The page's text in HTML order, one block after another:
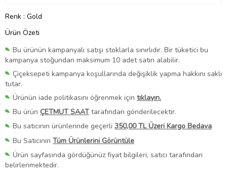
Renk : Gold
Ürün Özeti
Bu ürünün kampanyalı satışı stoklarla sınırlıdır. Bir tüketici bu
kampanya stoğundan maksimum 10 adet satın alabilir.
Çiçeksepeti kampanya koşullarında değişiklik yapma hakkını saklı
tutar.
Ürünün iade politikasını öğrenmek için tıklayın.
Bu ürün ÇETMUT SAAT tarafından gönderilecektir.
Bu satıcının ürünlerinde geçerli 350,00 TL Üzeri Kargo Bedava
Bu Satıcının Tüm Ürünlerini Görüntüle
Ürün sayfasında gördüğünüz fiyat bilgileri, satıcı tarafından
belirlenmektedir.